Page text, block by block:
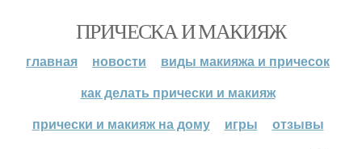
ПРИЧЕСКА И МАКИЯЖ
главная новости
виды макияжа и причесок
как делать прически и макияж
прически и макияж на дому
игры отзывы